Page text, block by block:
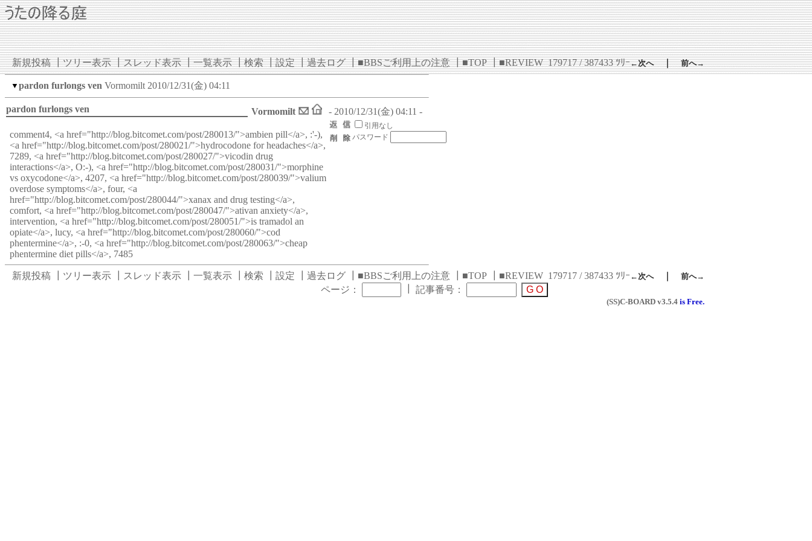
新規投稿┃ツリー表示┃スレッド表示┃一覧表示┃検索┃設定┃過去ログ┃■BBSご利用上の注意┃■TOP┃■REVIEW 179717 / 387433 ﾂﾘｰ←次へ｜前へ→
▼ pardon furlongs ven Vormomilt 2010/12/31(金) 04:11
pardon furlongs ven Vormomilt - 2010/12/31(金) 04:11 -
comment4, <a href="http://blog.bitcomet.com/post/280013/">ambien pill</a>, :'-),
<a href="http://blog.bitcomet.com/post/280021/">hydrocodone for headaches</a>,
7289, <a href="http://blog.bitcomet.com/post/280027/">vicodin drug
interactions</a>, O:-), <a href="http://blog.bitcomet.com/post/280031/">morphine
vs oxycodone</a>, 4207, <a href="http://blog.bitcomet.com/post/280039/">valium
overdose symptoms</a>, four, <a
href="http://blog.bitcomet.com/post/280044/">xanax and drug testing</a>,
comfort, <a href="http://blog.bitcomet.com/post/280047/">ativan anxiety</a>,
intervention, <a href="http://blog.bitcomet.com/post/280051/">is tramadol an
opiate</a>, lucy, <a href="http://blog.bitcomet.com/post/280060/">cod
phentermine</a>, :-0, <a href="http://blog.bitcomet.com/post/280063/">cheap
phentermine diet pills</a>, 7485
引用なし
パスワード
新規投稿 ツリー表示 スレッド表示 一覧表示 検索 設定 過去ログ ■BBSご利用上の注意 ■TOP ■REVIEW 179717 / 387433 ﾂﾘｰ ←次へ｜ 前へ→
ページ： 記事番号：
(SS)C-BOARD v3.5.4 is Free.